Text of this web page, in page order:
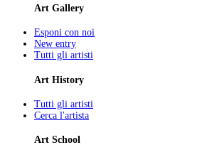
Art Gallery
Esponi con noi
New entry
Tutti gli artisti
Art History
Tutti gli artisti
Cerca l'artista
Art School